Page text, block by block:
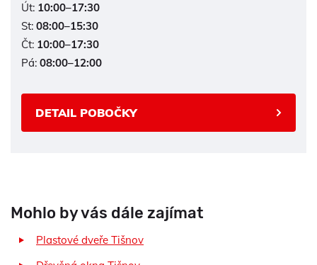
Út: 10:00–17:30
St: 08:00–15:30
Čt: 10:00–17:30
Pá: 08:00–12:00
DETAIL POBOČKY
Mohlo by vás dále zajímat
Plastové dveře Tišnov